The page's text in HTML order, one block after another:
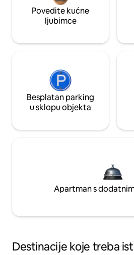
Povedite kućne
ljubimce
Besplatan parking
u sklopu objekta
Apartman s
Destinacije koje treba